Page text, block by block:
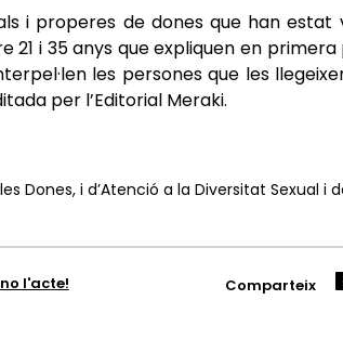
i properes de dones que han estat
21 i 35 anys que expliquen en
les persones que les
per l’Editorial Meraki.
Dones, i d’Atenció a la Diversitat Sexual i
l'acte! Comparteix